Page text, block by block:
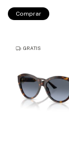
Comprar
GRATIS